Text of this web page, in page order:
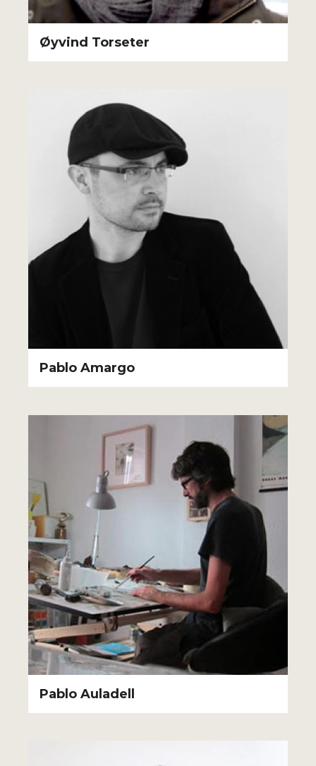
Øyvind Torseter
Pablo Amargo
Pablo Auladell